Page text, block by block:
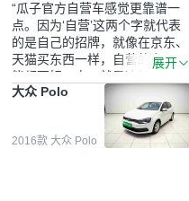
“瓜子官方自营车感觉更靠谱一
点。因为‘自营’这两个字就代表
的是自己的招牌，就像在京东、
天猫买东西一样，自营的东西可
能都要好一点。就是这种刻板印
象吧。一开始买二手车的时候，
我确实有担心过事故车、泡水车
这些问题。瓜子的检测报告其实
并不能完全打消顾虑，因为我也
展开
大众 Polo
2016款 大众 Polo